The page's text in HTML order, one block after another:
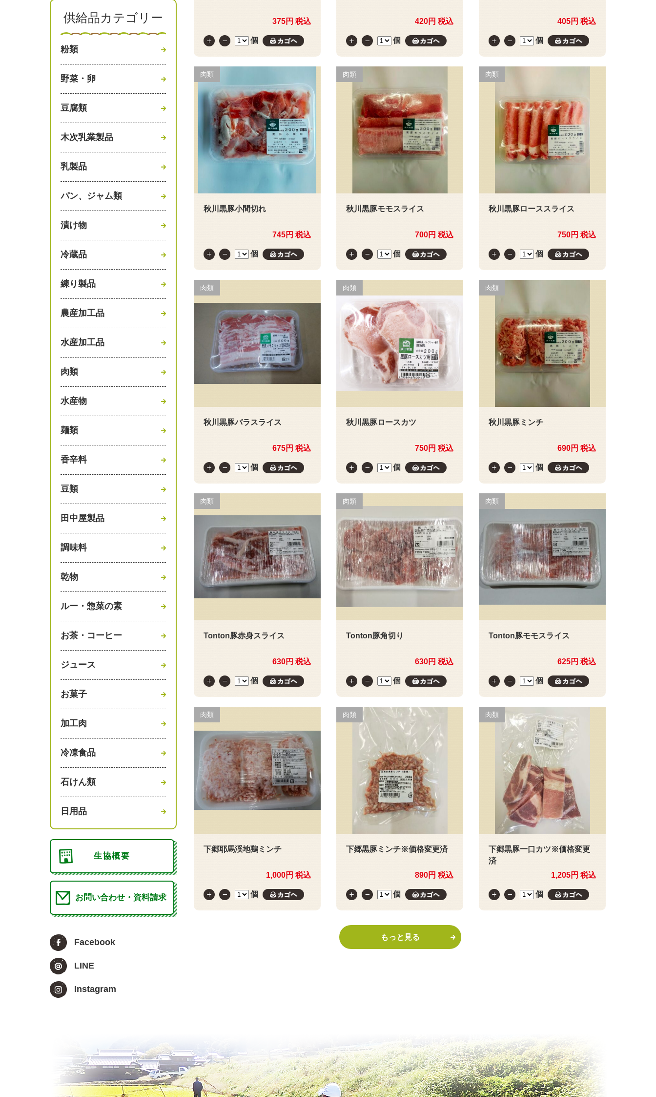
供給品カテゴリー
粉類
野菜・卵
豆腐類
木次乳業製品
乳製品
パン、ジャム類
漬け物
冷蔵品
練り製品
農産加工品
水産加工品
肉類
水産物
麺類
香辛料
豆類
田中屋製品
調味料
乾物
ルー・惣菜の素
お茶・コーヒー
ジュース
お菓子
加工肉
冷凍食品
石けん類
日用品
生協概要
お問い合わせ・資料請求
Facebook
LINE
Instagram
375円 税込
個
420円 税込
個
405円 税込
個
肉類
秋川黒豚小間切れ
745円 税込
個
肉類
秋川黒豚モモスライス
700円 税込
個
肉類
秋川黒豚ローススライス
750円 税込
個
肉類
秋川黒豚バラスライス
675円 税込
個
肉類
秋川黒豚ロースカツ
750円 税込
個
肉類
秋川黒豚ミンチ
690円 税込
個
肉類
Tonton豚赤身スライス
630円 税込
個
肉類
Tonton豚角切り
630円 税込
個
肉類
Tonton豚モモスライス
625円 税込
個
肉類
下郷耶馬渓地鶏ミンチ
1,000円 税込
個
肉類
下郷黒豚ミンチ※価格変更済
890円 税込
個
肉類
下郷黒豚一口カツ※価格変更
済
1,205円 税込
個
もっと見る